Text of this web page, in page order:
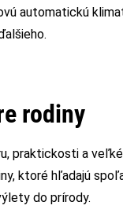
automatickú
rodiny
praktickosti a
ktoré hľadajú
do prírody.